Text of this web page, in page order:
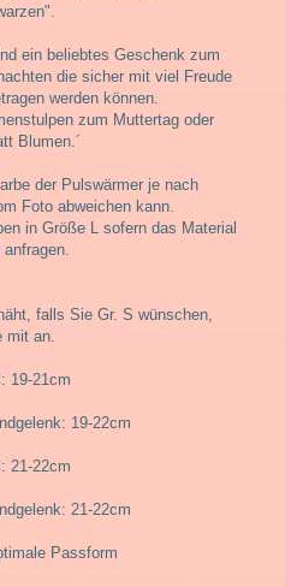
ein beliebtes Geschenk zum
die sicher mit viel Freude
werden können.
zum Muttertag oder
Blumen.´
der Pulswärmer je nach
Foto abweichen kann.
in Größe L sofern das Material
falls Sie Gr. S wünschen,
mit an.
19-21cm
19-22cm
21-22cm
21-22cm
Passform